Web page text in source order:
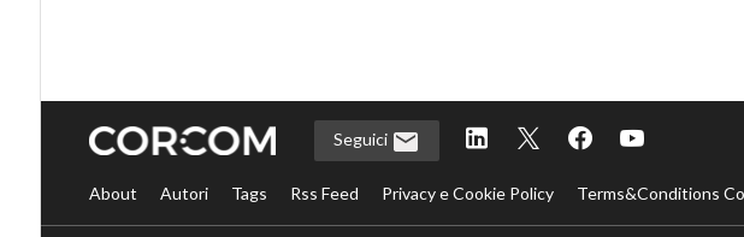
Seguici
About Autori Tags Rss Feed Privacy e Cookie Policy Terms&Conditions